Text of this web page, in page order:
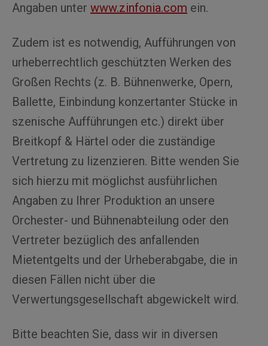
Angaben unter www.zinfonia.com ein.
Zudem ist es notwendig, Aufführungen von
urheberrechtlich geschützten Werken des
Großen Rechts (z. B. Bühnenwerke, Opern,
Ballette, Einbindung konzertanter Stücke in
szenische Aufführungen etc.) direkt über
Breitkopf & Härtel oder die zuständige
Vertretung zu lizenzieren. Bitte wenden Sie
sich hierzu mit möglichst ausführlichen
Angaben zu Ihrer Produktion an unsere
Orchester- und Bühnenabteilung oder den
Vertreter bezüglich des anfallenden
Mietentgelts und der Urheberabgabe, die in
diesen Fällen nicht über die
Verwertungsgesellschaft abgewickelt wird.
Bitte beachten Sie, dass wir in diversen